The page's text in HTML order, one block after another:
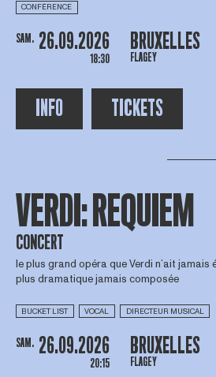
CONFÉRENCE
SAM. 26.09.2026
18:30
BRUXELLES
FLAGEY
INFO TICKETS
VERDI: REQUIEM
CONCERT
le plus grand opéra que Verdi n’ait jamais
plus dramatique jamais composée
BUCKET LIST VOCAL DIRECTEUR MUSICAL
SAM. 26.09.2026
20:15
BRUXELLES
FLAGEY